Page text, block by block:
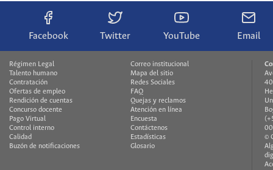
Facebook Twitter YouTube Email
Régimen Legal
Talento humano
Contratación
Ofertas de empleo
Rendición de cuentas
Concurso docente
Pago Virtual
Control interno
Calidad
Buzón de notificaciones
Correo institucional
Mapa del sitio
Redes Sociales
FAQ
Quejas y reclamos
Atención en línea
Encuesta
Contáctenos
Estadísticas
Glosario
©